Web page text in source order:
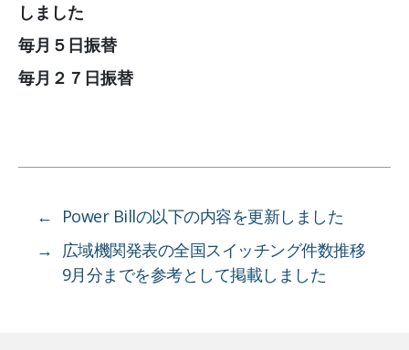
しました
毎月５日振替
毎月２７日振替
←
Power Billの以下の内容を更新しました
→ 広域機関発表の全国スイッチング件数推移
9月分までを参考として掲載しました